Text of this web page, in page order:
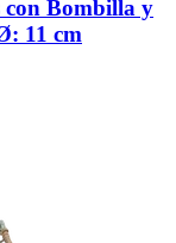
Bombilla y
11 cm